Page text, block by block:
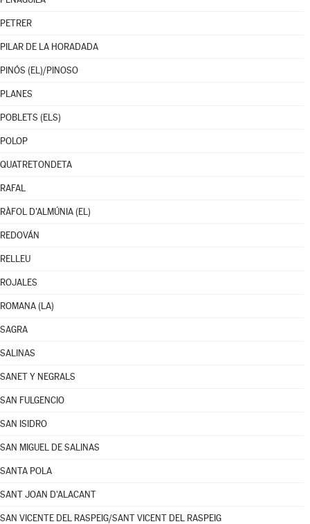
PETRER
PILAR DE LA HORADADA
PINÓS (EL)/PINOSO
PLANES
POBLETS (ELS)
POLOP
QUATRETONDETA
RAFAL
RÀFOL D'ALMÚNIA (EL)
REDOVÁN
RELLEU
ROJALES
ROMANA (LA)
SAGRA
SALINAS
SANET Y NEGRALS
SAN FULGENCIO
SAN ISIDRO
SAN MIGUEL DE SALINAS
SANTA POLA
SANT JOAN D'ALACANT
SAN VICENTE DEL RASPEIG/SANT VICENT DEL RASPEIG